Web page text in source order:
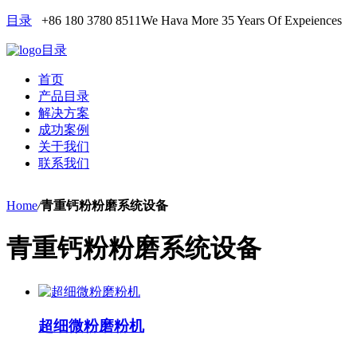
目录 +86 180 3780 8511We Hava More 35 Years Of Expeiences
目录
首页
产品目录
解决方案
成功案例
关于我们
联系我们
Home/青重钙粉粉磨系统设备
青重钙粉粉磨系统设备
超细微粉磨粉机